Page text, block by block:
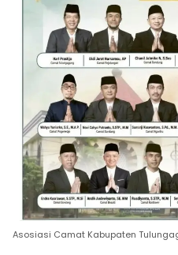
Asosiasi Camat Kabupaten